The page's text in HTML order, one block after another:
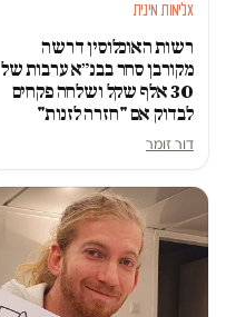
אלימות מינית
רשות האוכלוסין דרשה
מקורבן סחר בבנ״א ערבות של
30 אלף שקל ושלחה פקחים
לבדוק אם "חזרה לזנות"
דור זומר